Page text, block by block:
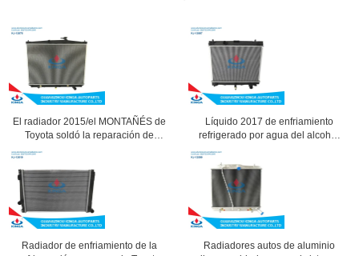
El radiador 2015/el MONTAÑÉS de
Toyota soldó la reparación de
aluminio 16400-0P420 del
Líquido 2017 de enfriamiento
refrigerado por agua del alcohol
del radiador de Toyota Vios 16400-
0m280
Radiador de enfriamiento de la
Radiadores autos de aluminio